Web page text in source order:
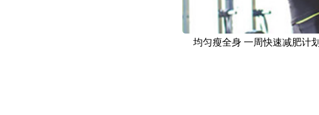
均匀瘦全身 一周快速减肥计划